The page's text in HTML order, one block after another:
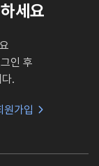
세요
인 후
.
원가입